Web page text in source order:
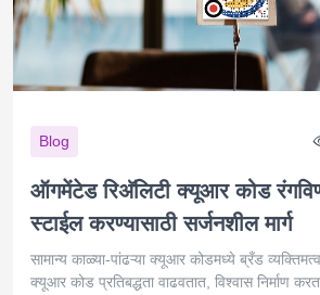
Blog
ऑगमेंटेड रिअ‍ॅलिटी क्यूआर कोड
स्टाईल करण्यासाठी सर्जनशील मार्ग
सामान्य काळ्या-पांढऱ्या क्यूआर कोडमध्ये ब्रँड
क्यूआर कोड प्रतिबद्धता वाढवतात, विश्वास निर्माण